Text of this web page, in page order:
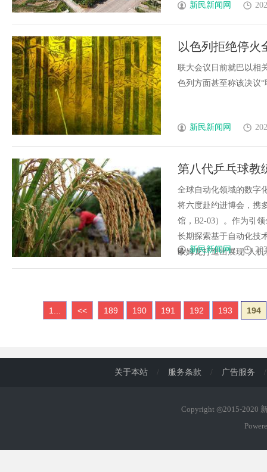
新民新闻网
以色列拒绝停火
观察
联大会议日前就巴以相
色列方面甚至称该决议“
新民新闻网
第八代乒乓球教
速人机融合
全球自动化领域的数字
将六度赴约进博会，携
馆，B2-03）。作为引
长期探索基于自动化技
欧姆龙打造出展现“人
新民新闻网
1... << 189 190 191 192 193 194
关于本站 / 服务条款 / 广告服务 /
Copyright ◎2015-2020